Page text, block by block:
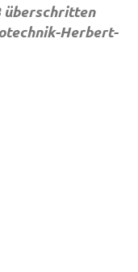
überschritten
Herbert-